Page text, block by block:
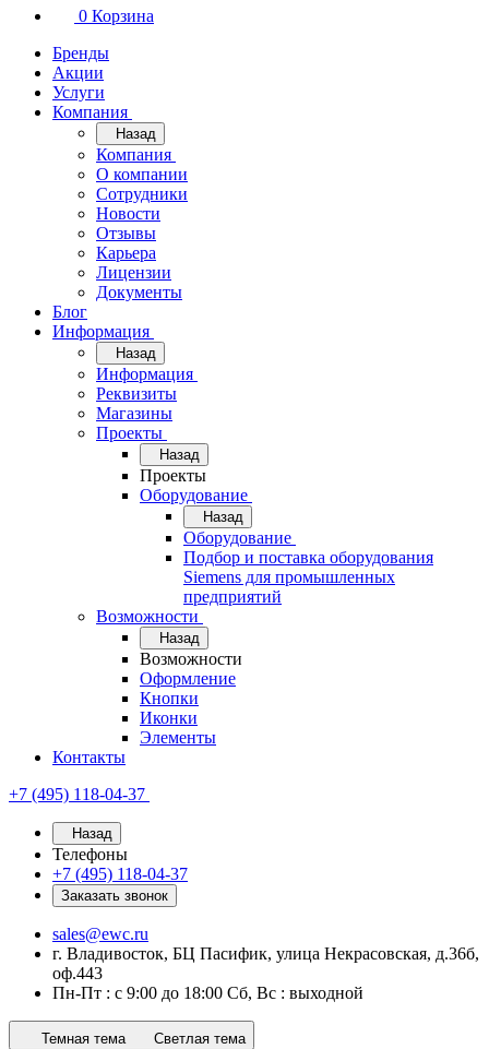
0 Корзина
Бренды
Акции
Услуги
Компания
Назад
Компания
О компании
Сотрудники
Новости
Отзывы
Карьера
Лицензии
Документы
Блог
Информация
Назад
Информация
Реквизиты
Магазины
Проекты
Назад
Проекты
Оборудование
Назад
Оборудование
Подбор и поставка оборудования
Siemens для промышленных
предприятий
Возможности
Назад
Возможности
Оформление
Кнопки
Иконки
Элементы
Контакты
+7 (495) 118-04-37
Назад
Телефоны
+7 (495) 118-04-37
Заказать звонок
sales@ewc.ru
г. Владивосток, БЦ Пасифик, улица Некрасовская, д.36б,
оф.443
Пн-Пт : с 9:00 до 18:00 Сб, Вс : выходной
Темная тема Светлая тема